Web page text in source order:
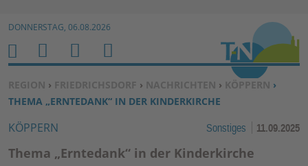
Zum Inhalt springen ↓
DONNERSTAG, 06.08.2026
SIE BEFINDEN SICH HIER:
REGION › FRIEDRICHSDORF › NACHRICHTEN › KÖPPERN ›
THEMA „ERNTEDANK“ IN DER KINDERKIRCHE
KÖPPERN Sonstiges 11.09.2025
Thema „Erntedank“ in der Kinderkirche
H
O
M
E
M
E
N
U
S
U
C
N
B
E
N
Z